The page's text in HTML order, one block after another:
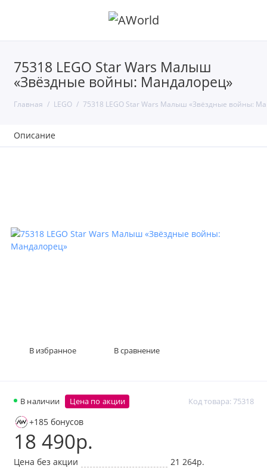
75318 LEGO Star Wars Малыш
«Звёздные войны: Мандалорец»
Главная LEGO 75318 LEGO Star Wars Малыш «Звёздные войны:
Описание
В наличии Код товара: 75318
Цена по акции
+185 бонусов
18 490р.
Цена без акции 21 264р.
В избранное В сравнение